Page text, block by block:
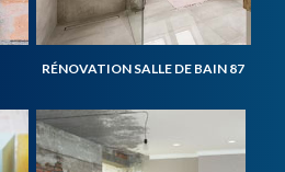
RÉNOVATION SALLE DE BAIN 87